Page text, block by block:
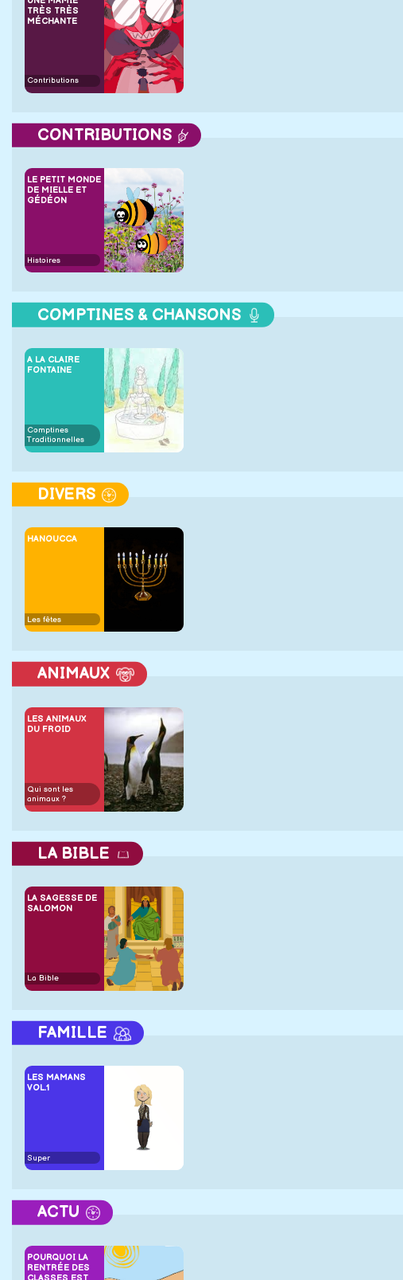
TRÈS TRÈS
MÉCHANTE
Contributions
CONTRIBUTIONS
LE PETIT MONDE
DE MIELLE ET
GÉDÉON
Histoires
COMPTINES & CHANSONS
A LA CLAIRE
FONTAINE
Comptines
Traditionnelles
DIVERS
HANOUCCA
Les fêtes
ANIMAUX
LES ANIMAUX
DU FROID
Qui sont les
animaux ?
LA BIBLE
LA SAGESSE DE
SALOMON
La Bible
FAMILLE
LES MAMANS
VOL.1
Super
ACTU
POURQUOI LA
RENTRÉE DES
CLASSES EST